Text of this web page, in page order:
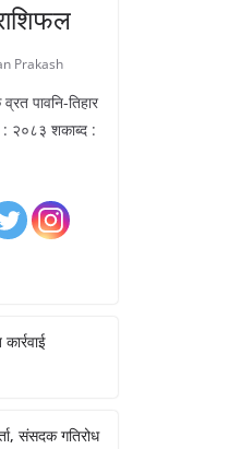
Prakash
पावनि-तिहार
२०८३ शकाब्द :
संसदक गतिरोध